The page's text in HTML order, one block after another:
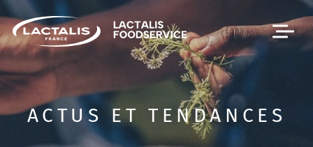
Passer le menu
ACTUS ET TENDANCES